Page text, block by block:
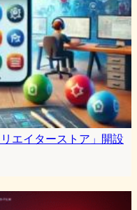
エイターストア」開設